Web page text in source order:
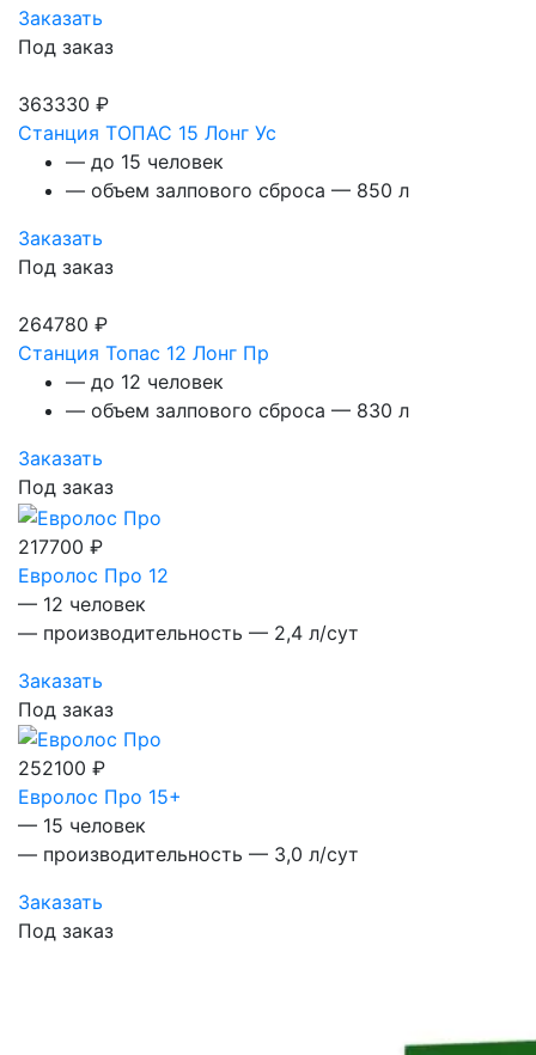
Заказать
Под заказ
363330 ₽
Станция ТОПАС 15 Лонг Ус
— до 15 человек
— объем залпового сброса — 850 л
Заказать
Под заказ
264780 ₽
Станция Топас 12 Лонг Пр
— до 12 человек
— объем залпового сброса — 830 л
Заказать
Под заказ
217700 ₽
Евролос Про 12
— 12 человек
— производительность — 2,4 л/сут
Заказать
Под заказ
252100 ₽
Евролос Про 15+
— 15 человек
— производительность — 3,0 л/сут
Заказать
Под заказ